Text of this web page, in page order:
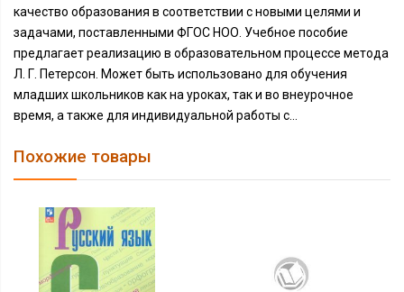
качество образования в соответствии с новыми целями и
задачами, поставленными ФГОС НОО. Учебное пособие
предлагает реализацию в образовательном процессе метода
Л. Г. Петерсон. Может быть использовано для обучения
младших школьников как на уроках, так и во внеурочное
время, а также для индивидуальной работы с...
Похожие товары